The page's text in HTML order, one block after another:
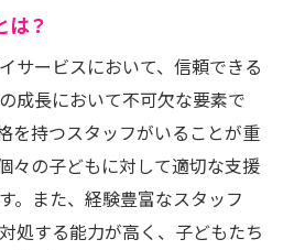
は？
サービスにおいて、信頼できる
成長において不可欠な要素で
を持つスタッフがいることが重
々の子どもに対して適切な支援
。また、経験豊富なスタッフ
処する能力が高く、子どもたち